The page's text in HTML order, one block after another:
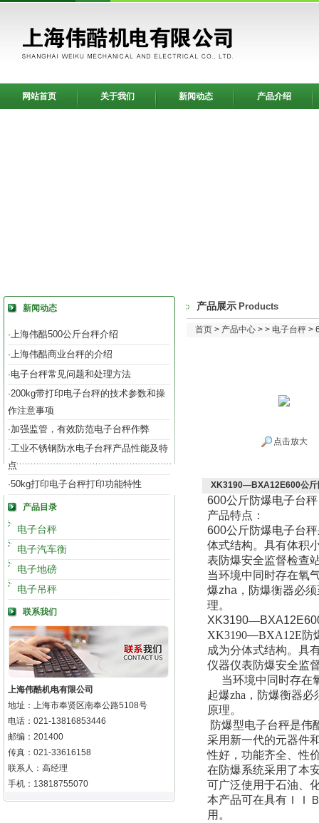
网站首页 关于我们 新闻动态 产品介绍
新闻动态
·上海伟酷500公斤台秤介绍
·上海伟酷商业台秤的介绍
·电子台秤常见问题和处理方法
·200kg带打印电子台秤的技术参数和操
作注意事项
·加强监管，有效防范电子台秤作弊
·工业不锈钢防水电子台秤产品性能及特
点
·50kg打印电子台秤打印功能特性
产品目录
电子台秤
电子汽车衡
电子地磅
电子吊秤
联系我们
上海伟酷机电有限公司
地址：上海市奉贤区南奉公路5108号
电话：021-13816853446
邮编：201400
传真：021-33616158
联系人：高经理
手机：13818755070
产品展示 Products
首页 > 产品中心 > > 电子台秤 >
点击放大
XK3190—BXA12E600公斤
600公斤防爆电子台秤
产品特点：
600公斤防爆电子台
体式结构。具有体积
表防爆安全监督检查
当环境中同时存在氧
爆zha ，防爆衡器必
理。
XK3190—
XK3190—BXA12E防
成为分体式结构。具
仪器仪表防爆安全监
当环境中同时存在
起爆zha ，防爆衡器
原理。
防爆型电子台秤是伟
采用新一代的元器件
性好，功能齐全、性
在防爆系统采用了本
可广泛使用于石油、
本产品可在具有ＩＩ
用。